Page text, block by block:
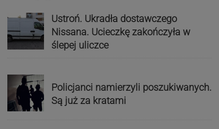
Ustroń. Ukradła dostawczego
Nissana. Ucieczkę zakończyła w
ślepej uliczce
Policjanci namierzyli poszukiwanych.
Są już za kratami